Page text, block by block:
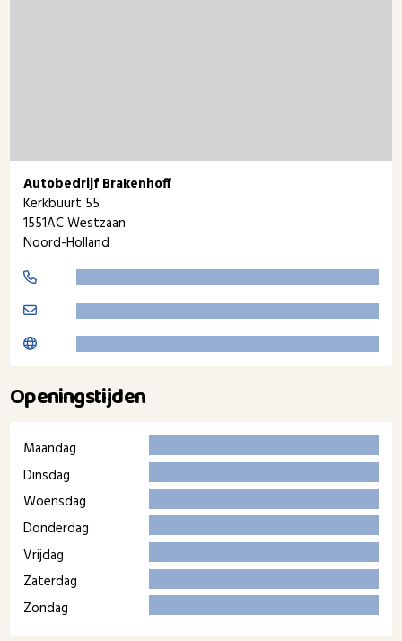
Autobedrijf Brakenhoff
Kerkbuurt 55
1551AC Westzaan
Noord-Holland
Openingstijden
Maandag
Dinsdag
Woensdag
Donderdag
Vrijdag
Zaterdag
Zondag